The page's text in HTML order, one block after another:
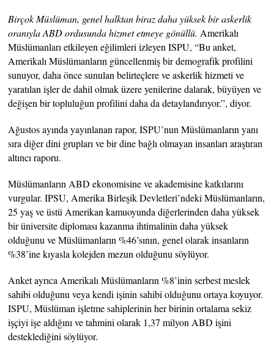
Birçok Müslüman, genel halktan biraz daha yüksek bir askerlik
oranıyla ABD ordusunda hizmet etmeye gönüllü. Amerikalı
Müslümanları etkileyen eğilimleri izleyen ISPU, “Bu anket,
Amerikalı Müslümanların güncellenmiş bir demografik profilini
sunuyor, daha önce sunulan belirteçlere ve askerlik hizmeti ve
yaratılan işler de dahil olmak üzere yenilerine dalarak, büyüyen ve
değişen bir topluluğun profilini daha da detaylandırıyor.”, diyor.
Ağustos ayında yayınlanan rapor, ISPU’nun Müslümanların yanı
sıra diğer dini grupları ve bir dine bağlı olmayan insanları araştıran
altıncı raporu.
Müslümanların ABD ekonomisine ve akademisine katkılarını
vurgular. IPSU, Amerika Birleşik Devletleri’ndeki Müslümanların,
25 yaş ve üstü Amerikan kamuoyunda diğerlerinden daha yüksek
bir üniversite diploması kazanma ihtimalinin daha yüksek
olduğunu ve Müslümanların %46’sının, genel olarak insanların
%38’ine kıyasla kolejden mezun olduğunu söylüyor.
Anket ayrıca Amerikalı Müslümanların %8’inin serbest meslek
sahibi olduğunu veya kendi işinin sahibi olduğunu ortaya koyuyor.
ISPU, Müslüman işletme sahiplerinin her birinin ortalama sekiz
işçiyi işe aldığını ve tahmini olarak 1,37 milyon ABD işini
desteklediğini söylüyor.